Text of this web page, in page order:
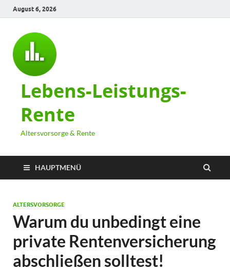
August 6, 2026
Lebens-Leistungs-
Rente
Altersvorsorge & Rente
HAUPTMENÜ
ALTERSVORSORGE
Warum du unbedingt eine
private Rentenversicherung
abschließen solltest!